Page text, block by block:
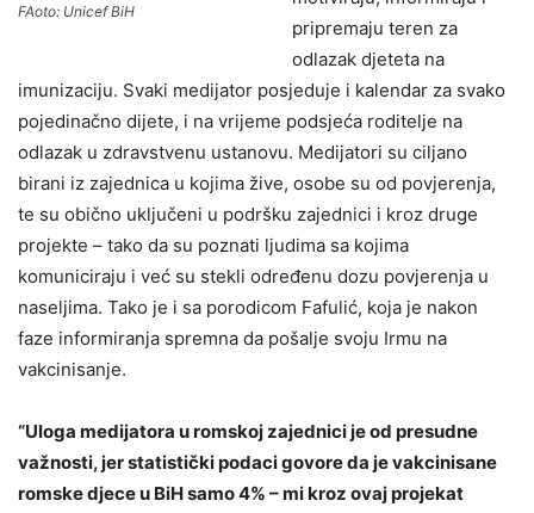
FAoto: Unicef BiH
pripremaju teren za
odlazak djeteta na
imunizaciju. Svaki medijator posjeduje i kalendar za svako
pojedinačno dijete, i na vrijeme podsjeća roditelje na
odlazak u zdravstvenu ustanovu. Medijatori su ciljano
birani iz zajednica u kojima žive, osobe su od povjerenja,
te su obično uključeni u podršku zajednici i kroz druge
projekte – tako da su poznati ljudima sa kojima
komuniciraju i već su stekli određenu dozu povjerenja u
naseljima. Tako je i sa porodicom Fafulić, koja je nakon
faze informiranja spremna da pošalje svoju Irmu na
vakcinisanje.
“Uloga medijatora u romskoj zajednici je od presudne
važnosti, jer statistički podaci govore da je vakcinisane
romske djece u BiH samo 4% – mi kroz ovaj projekat